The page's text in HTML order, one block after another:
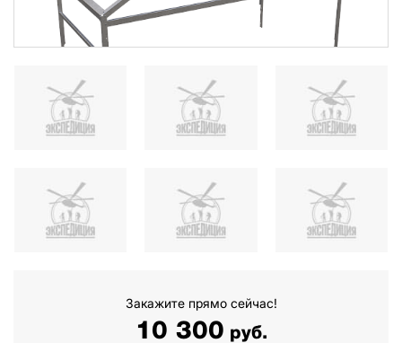
Закажите прямо сейчас!
10 300 руб.